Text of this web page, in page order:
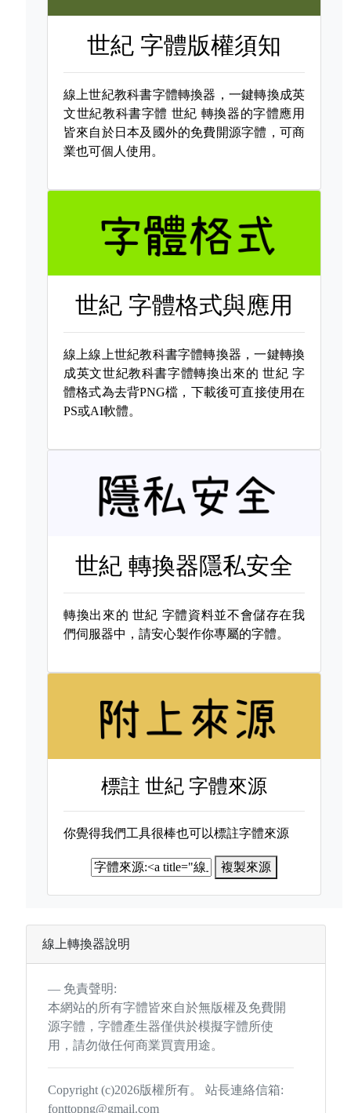
世紀 字體版權須知
線上世紀教科書字體轉換器，一鍵轉換成英
文世紀教科書字體 世紀 轉換器的字體應用
皆來自於日本及國外的免費開源字體，可商
業也可個人使用。
世紀 字體格式與應用
線上線上世紀教科書字體轉換器，一鍵轉換
成英文世紀教科書字體轉換出來的世紀 字
體格式為去背PNG檔，下載後可直接使用在
PS或AI軟體。
世紀 轉換器隱私安全
轉換出來的 世紀 字體資料並不會儲存在我
們伺服器中，請安心製作你專屬的字體。
標註世紀 字體來源
你覺得我們工具很棒也可以標註字體來源
複製來源
線上轉換器說明
免責聲明:
本網站的所有字體皆來自於無版權及免費開
源字體，字體產生器僅供於模擬字體所使
用，請勿做任何商業買賣用途。
Copyright (c)2026版權所有。 站長連絡信箱:
fonttopng@gmail.com